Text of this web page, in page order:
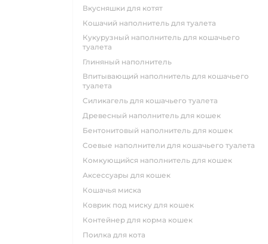
вкусняшки для котят
кошачий наполнитель для туалета
кукурузный наполнитель для кошачьего
туалета
глиняный наполнитель
впитывающий наполнитель для кошачьего
туалета
силикагель для кошачьего туалета
древесный наполнитель для кошек
бентонитовый наполнитель для кошек
соевые наполнители для кошачьего туалета
комкующийся наполнитель для кошек
аксессуары для кошек
кошачья миска
коврик под миску для кошек
контейнер для корма кошек
поилка для кота